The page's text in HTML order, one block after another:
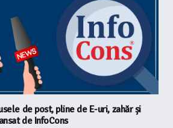
de post, pline de E-uri, zahăr și
de InfoCons